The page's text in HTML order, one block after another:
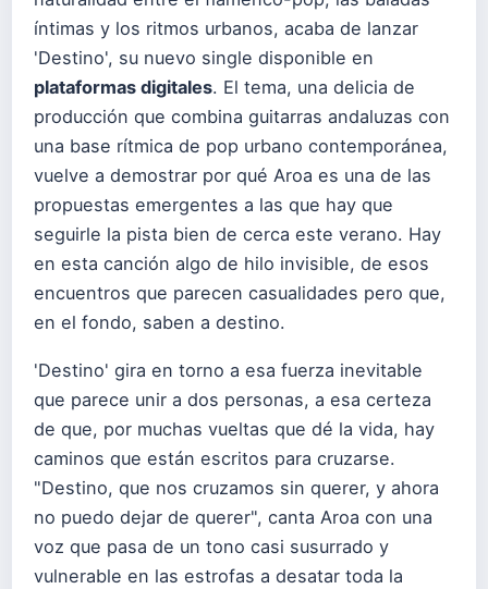
íntimas y los ritmos urbanos, acaba de lanzar
'Destino', su nuevo single disponible en
plataformas digitales. El tema, una delicia de
producción que combina guitarras andaluzas con
una base rítmica de pop urbano contemporánea,
vuelve a demostrar por qué Aroa es una de las
propuestas emergentes a las que hay que
seguirle la pista bien de cerca este verano. Hay
en esta canción algo de hilo invisible, de esos
encuentros que parecen casualidades pero que,
en el fondo, saben a destino.
'Destino' gira en torno a esa fuerza inevitable
que parece unir a dos personas, a esa certeza
de que, por muchas vueltas que dé la vida, hay
caminos que están escritos para cruzarse.
"Destino, que nos cruzamos sin querer, y ahora
no puedo dejar de querer", canta Aroa con una
voz que pasa de un tono casi susurrado y
vulnerable en las estrofas a desatar toda la